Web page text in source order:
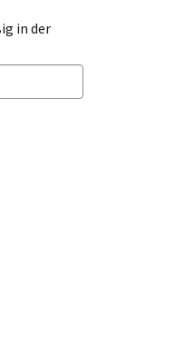
in der